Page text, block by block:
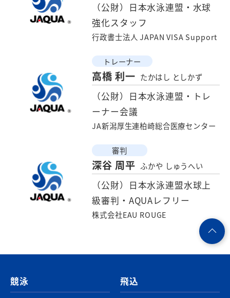
（公財）日本水泳連盟・水球
強化スタッフ
行政書士法人 JAPAN VISA Support
トレーナー
高橋 利一 たかはし としかず
（公財）日本水泳連盟・トレ
ーナー会議
JA新潟厚生連柏崎総合医療センター
審判
深谷 周平 ふかや しゅうへい
（公財）日本水泳連盟水球上
級審判・AQUAレフリー
株式会社EAU ROUGE
競泳
飛込